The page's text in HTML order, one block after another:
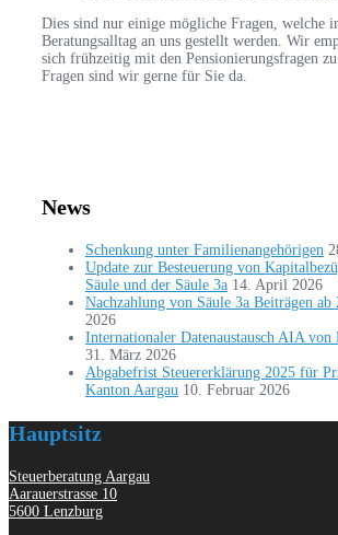
Dies sind nur einige mögliche Fragen, welche
Beratungsalltag an uns gestellt werden. Wir
sich frühzeitig mit den Pensionierungsfragen
Fragen sind wir gerne für Sie da.
News
Schenkung unter Familienangehörigen
Update zur Besteuerung von
Säule und der Säule 3a 14. April 2026
Nachzahlung von Säule 3a Beiträgen ab
2026
Internationaler Datenaustausch AIA von
31. März 2026
Abgabefrist Steuererklärung 2025 für
Kanton Aargau 10. Februar 2026
Hauptsitz
Steuerberatung Aargau
Aarauerstrasse 10
5600 Lenzburg